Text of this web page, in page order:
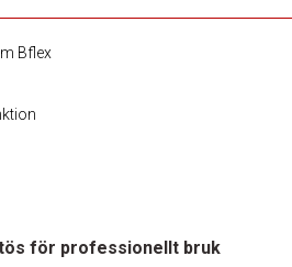
Bflex
för professionellt bruk